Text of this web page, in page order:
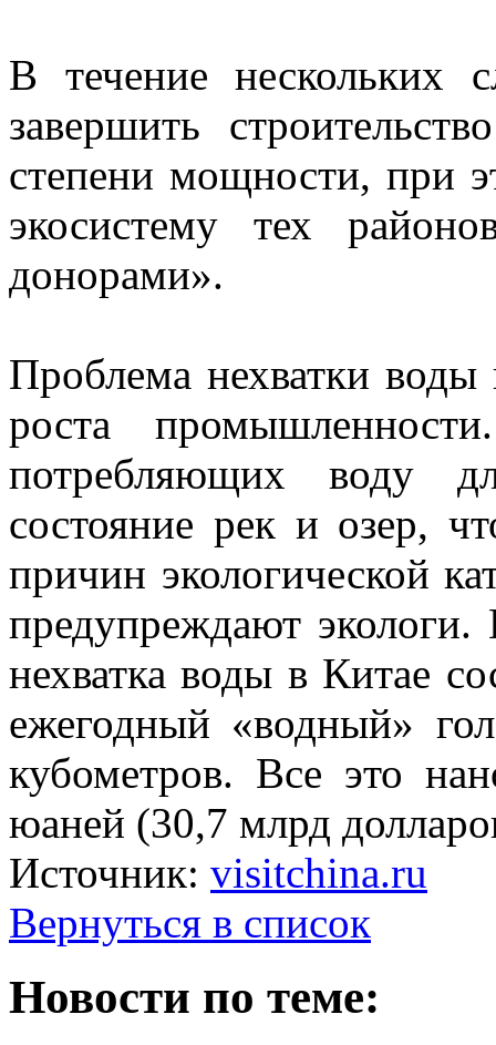
В течение нескольких
завершить
степени мощности, при
экосистему тех
донорами».
Проблема нехватки воды
роста
потребляющих воду
состояние рек и озер,
причин экологической
предупреждают
нехватка воды в Китае
ежегодный «водный»
кубометров. Все это
юаней (30,7 млрд
Источник: visitchina.ru
Вернуться в список
Новости по теме: